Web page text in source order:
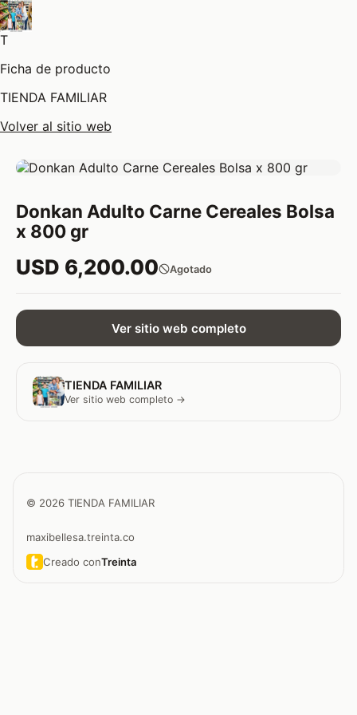
T
Ficha de producto
TIENDA FAMILIAR
Volver al sitio web
Donkan Adulto Carne Cereales Bolsa
x 800 gr
USD 6,200.00 Agotado
Ver sitio web completo
TIENDA FAMILIAR
Ver sitio web completo →
© 2026 TIENDA FAMILIAR
maxibellesa.treinta.co
Creado conTreinta